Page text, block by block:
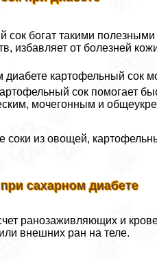
сок богат такими
избавляет от болезней
картофельный сок
сок помогает
мочегонным и
соки из овощей,
сахарном диабете
ранозаживляющих и
внешних ран на теле.